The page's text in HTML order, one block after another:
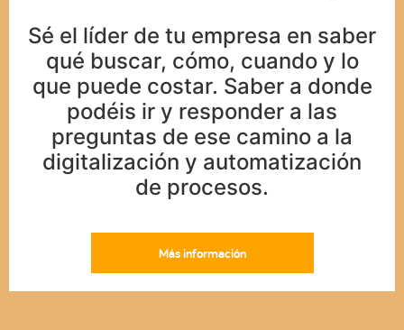
Sé el líder de tu empresa en saber
qué buscar, cómo, cuando y lo
que puede costar. Saber a donde
podéis ir y responder a las
preguntas de ese camino a la
digitalización y automatización
de procesos.
Más información